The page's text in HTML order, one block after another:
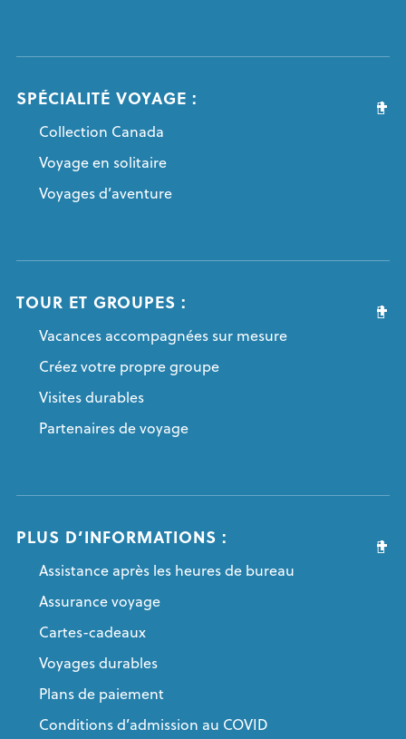
SPÉCIALITÉ VOYAGE :
Collection Canada
Voyage en solitaire
Voyages d’aventure
TOUR ET GROUPES :
Vacances accompagnées sur mesure
Créez votre propre groupe
Visites durables
Partenaires de voyage
PLUS D’INFORMATIONS :
Assistance après les heures de bureau
Assurance voyage
Cartes-cadeaux
Voyages durables
Plans de paiement
Conditions d’admission au COVID